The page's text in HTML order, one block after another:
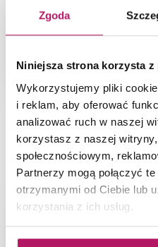
Zgoda
Niniejsza strona korzysta
Wykorzystujemy pliki
i reklam, aby oferować
analizować ruch w naszej
korzystasz z naszej
społecznościowym,
Partnerzy mogą połączyć
otrzymanymi od Ciebie lub
korzystania z ich usług.
Dostępność:na
NAJNOWSZE